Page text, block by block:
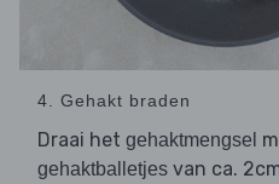
4. Gehakt braden
Draai het gehaktmengsel
gehaktballetjes van ca.